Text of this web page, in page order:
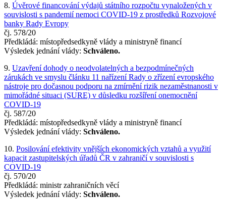
8. Úvěrové financování výdajů státního rozpočtu vynaložených v
souvislosti s pandemií nemoci COVID-19 z prostředků Rozvojové
banky Rady Evropy
čj. 578/20
Předkládá: místopředsedkyně vlády a ministryně financí
Výsledek jednání vlády: Schváleno.
9. Uzavření dohody o neodvolatelných a bezpodmínečných
zárukách ve smyslu článku 11 nařízení Rady o zřízení evropského
nástroje pro dočasnou podporu na zmírnění rizik nezaměstnanosti v
mimořádné situaci (SURE) v důsledku rozšíření onemocnění
COVID-19
čj. 587/20
Předkládá: místopředsedkyně vlády a ministryně financí
Výsledek jednání vlády: Schváleno.
10. Posilování efektivity vnějších ekonomických vztahů a využití
kapacit zastupitelských úřadů ČR v zahraničí v souvislosti s
COVID-19
čj. 570/20
Předkládá: ministr zahraničních věcí
Výsledek jednání vlády: Schváleno.